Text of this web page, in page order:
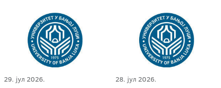
29. јул 2026. 28. јул 2026.